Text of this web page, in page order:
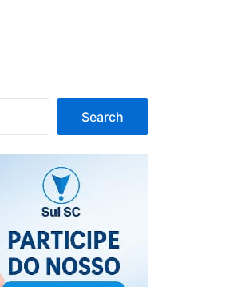
Search